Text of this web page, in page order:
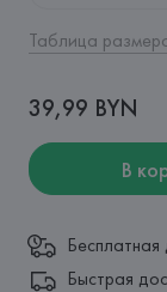
Таблица
39,99 BYN
В
Быстрая